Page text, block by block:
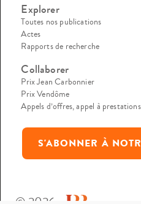
Explorer
Toutes nos publications
Actes
Rapports de recherche
Collaborer
Prix Jean Carbonnier
Prix Vendôme
Appels d’offres, appel à
S'ABONNER À